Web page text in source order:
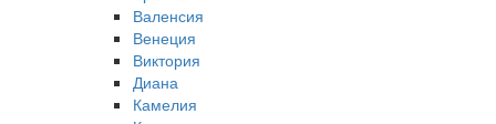
Валенсия
Венеция
Виктория
Диана
Камелия